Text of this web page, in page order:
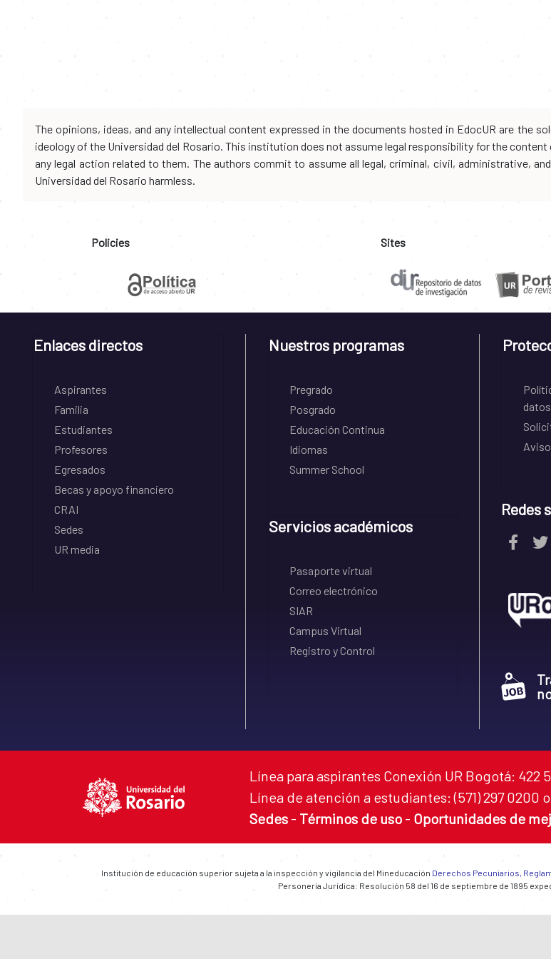
The opinions, ideas, and any intellectual content expressed in the documents hosted in EdocUR are the
ideology of the Universidad del Rosario. This institution does not assume legal responsibility for the
any legal action related to them. The authors commit to assume all legal, criminal, civil, administrative,
Universidad del Rosario harmless.
Policies Sites
Enlaces directos
Aspirantes
Familia
Estudiantes
Profesores
Egresados
Becas y apoyo financiero
CRAI
Sedes
UR media
Nuestros programas
Pregrado
Posgrado
Educación Continua
Idiomas
Summer School
Servicios académicos
Pasaporte virtual
Correo electrónico
SIAR
Campus Virtual
Registro y Control
Redes
Línea para aspirantes Conexión UR Bogotá: 422
Línea de atención a estudiantes: (571) 297 0200
Sedes - Términos de uso - Oportunidades de
Institución de educación superior sujeta a la inspección y vigilancia del Mineducación Derechos Pecuniarios,
Personería Jurídica: Resolución 58 del 16 de septiembre de 1895